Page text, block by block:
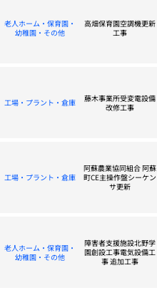
老人ホーム・保育園・
幼稚園・その他
高畑保育園空調機更新
工事
工場・プラント・倉庫
藤木事業所受変電設備
改修工事
工場・プラント・倉庫
阿蘇農業協同組合 阿蘇
町CE主操作盤シーケン
サ更新
老人ホーム・保育園・
幼稚園・その他
障害者支援施設北野学
園創設工事電気設備工
事 追加工事